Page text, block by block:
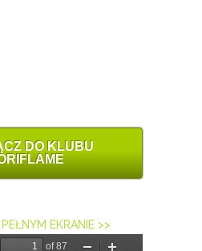
DO KLUBU
EKRANIE >>